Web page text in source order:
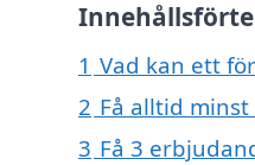
1 Vad kan ett
2 Få alltid
3 Få 3